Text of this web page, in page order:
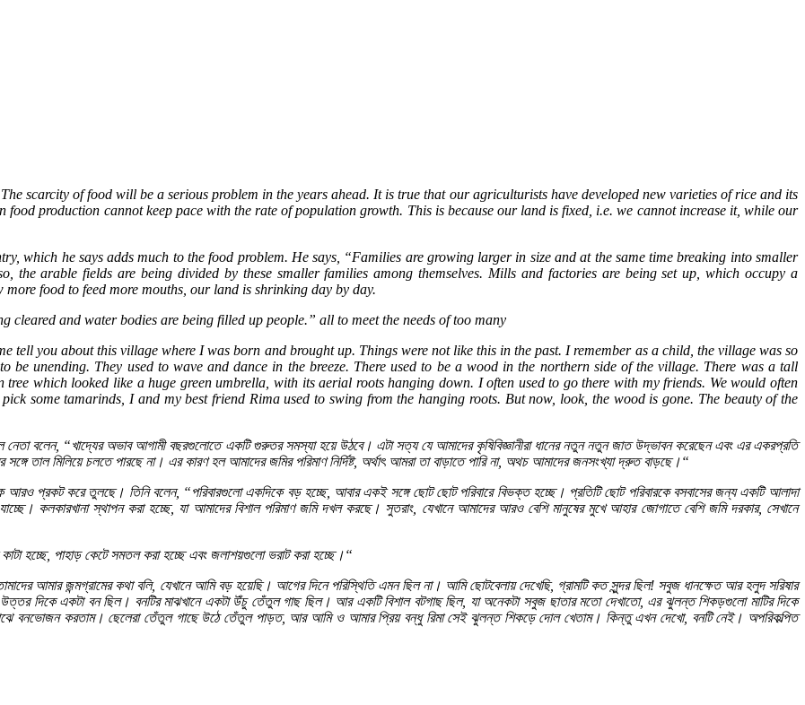
scarcity of food will be a serious problem in the years ahead. It is true that our agriculturists have developed new varieties of rice and its
food production cannot keep pace with the rate of population growth. This is because our land is fixed, i.e. we cannot increase it, while our
which he says adds much to the food problem. He says, “Families are growing larger in size and at the same time breaking into smaller
the arable fields are being divided by these smaller families among themselves. Mills and factories are being set up, which occupy a
food to feed more mouths, our land is shrinking day by day.
cleared and water bodies are being filled up people.” all to meet the needs of too many
tell you about this village where I was born and brought up. Things were not like this in the past. I remember as a child, the village was so
be unending. They used to wave and dance in the breeze. There used to be a wood in the northern side of the village. There was a tall
which looked like a huge green umbrella, with its aerial roots hanging down. I often used to go there with my friends. We would often
some tamarinds, I and my best friend Rima used to swing from the hanging roots. But now, look, the wood is gone. The beauty of the
নেতা বলেন, “খাদ্যের অভাব আগামী বছরগুলোতে একটি গুরুতর সমস্যা হয়ে উঠবে। এটা সত্য যে আমাদের কৃষিবিজ্ঞানীরা ধানের নতুন নতুন জাত উদ্ভাবন করেছেন এবং এর একরপ্রতি
সঙ্গে তাল মিলিয়ে চলতে পারছে না। এর কারণ হল আমাদের জমির পরিমাণ নির্দিষ্ট, অর্থাৎ আমরা তা বাড়াতে পারি না, অথচ আমাদের জনসংখ্যা দ্রুত বাড়ছে।“
আরও প্রকট করে তুলছে। তিনি বলেন, “পরিবারগুলো একদিকে বড় হচ্ছে, আবার একই সঙ্গে ছোট ছোট পরিবারে বিভক্ত হচ্ছে। প্রতিটি ছোট পরিবারকে বসবাসের জন্য একটি আলাদা
যাচ্ছে। কলকারখানা স্থাপন করা হচ্ছে, যা আমাদের বিশাল পরিমাণ জমি দখল করছে। সুতরাং, যেখানে আমাদের আরও বেশি মানুষের মুখে আহার জোগাতে বেশি জমি দরকার, সেখানে
কাটা হচ্ছে, পাহাড় কেটে সমতল করা হচ্ছে এবং জলাশয়গুলো ভরাট করা হচ্ছে।“
আমার জন্মগ্রামের কথা বলি, যেখানে আমি বড় হয়েছি। আগের দিনে পরিস্থিতি এমন ছিল না। আমি ছোটবেলায় দেখেছি, গ্রামটি কত সুন্দর ছিল! সবুজ ধানক্ষেত আর হলুদ সরিষার
উত্তর দিকে একটা বন ছিল। বনটির মাঝখানে একটা উঁচু তেঁতুল গাছ ছিল। আর একটি বিশাল বটগাছ ছিল, যা অনেকটা সবুজ ছাতার মতো দেখাতো, এর ঝুলন্ত শিকড়গুলো মাটির দিকে
বনভোজন করতাম। ছেলেরা তেঁতুল গাছে উঠে তেঁতুল পাড়ত, আর আমি ও আমার প্রিয় বন্ধু রিমা সেই ঝুলন্ত শিকড়ে দোল খেতাম। কিন্তু এখন দেখো, বনটি নেই। অপরিকল্পিত